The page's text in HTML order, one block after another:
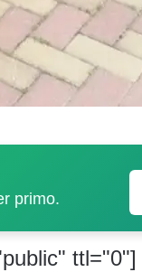
primo.
ttl="0"]